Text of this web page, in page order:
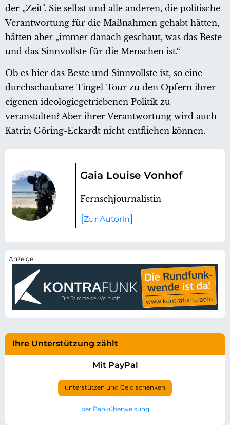
der „Zeit". Sie selbst und alle anderen, die politische
Verantwortung für die Maßnahmen gehabt hätten,
hätten aber „immer danach geschaut, was das Beste
und das Sinnvollste für die Menschen ist.“
Ob es hier das Beste und Sinnvollste ist, so eine
durchschaubare Tingel-Tour zu den Opfern ihrer
eigenen ideologiegetriebenen Politik zu
veranstalten? Aber ihrer Verantwortung wird auch
Katrin Göring-Eckardt nicht entfliehen können.
Gaia Louise Vonhof
Fernsehjournalistin
Zur Autorin
Ihre Unterstützung zählt
Mit PayPal
unterstützen und Geld schenken
per Banküberweisung